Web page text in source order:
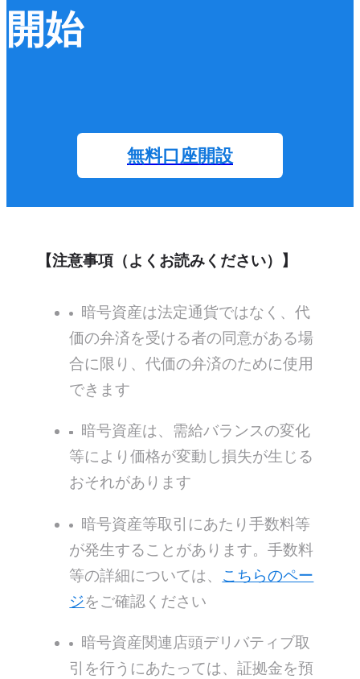
開始
無料口座開設
【注意事項（よくお読みください）】
暗号資産は法定通貨ではなく、代
価の弁済を受ける者の同意がある場
合に限り、代価の弁済のために使用
できます
暗号資産は、需給バランスの変化
等により価格が変動し損失が生じる
おそれがあります
暗号資産等取引にあたり手数料等
が発生することがあります。手数料
等の詳細については、 こちらのペー
ジをご確認ください
暗号資産関連店頭デリバティブ取
引を行うにあたっては、証拠金を預